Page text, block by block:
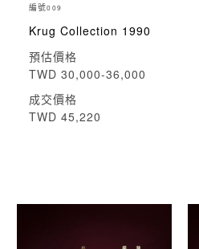
編號009
Krug Collection 1990
預估價格
TWD 30,000-36,000
成交價格
TWD 45,220